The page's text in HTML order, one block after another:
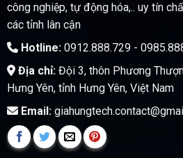
công nghiệp, tự động hóa,.. uy tín
các tỉnh lân cận
Hotline:0912.888.729 -
Địa chỉ:Đội 3, thôn Phương
Hưng Yên, tỉnh Hưng Yên, Việt Nam
Email: